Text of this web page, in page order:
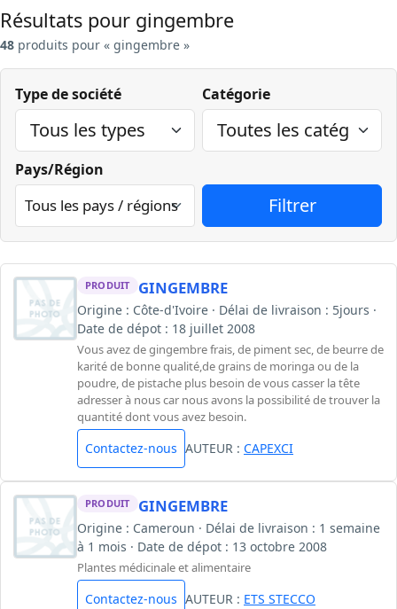
Résultats pour gingembre
48 produits pour « gingembre »
Type de société Catégorie
Pays/Région
PRODUIT GINGEMBRE
Origine : Côte-d'Ivoire · Délai de livraison : 5jours ·
Date de dépot : 18 juillet 2008
Vous avez de gingembre frais, de piment sec, de beurre de
karité de bonne qualité,de grains de moringa ou de la
poudre, de pistache plus besoin de vous casser la tête
adresser à nous car nous avons la possibilité de trouver la
quantité dont vous avez besoin.
Contactez-nous AUTEUR : CAPEXCI
PRODUIT GINGEMBRE
Origine : Cameroun · Délai de livraison : 1 semaine
à 1 mois · Date de dépot : 13 octobre 2008
Plantes médicinale et alimentaire
Contactez-nous AUTEUR : ETS STECCO